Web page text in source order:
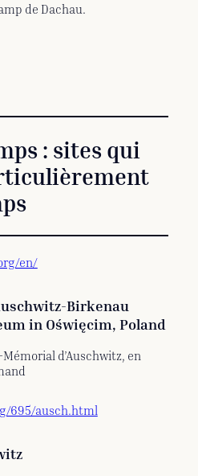
de Dachau.
: sites qui
en/
Birkenau
in Oświęcim, Poland
d’Auschwitz, en
695/ausch.html